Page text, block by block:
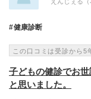
健康診断
この口コミは受診から5
子どもの健診でお
と思いました。